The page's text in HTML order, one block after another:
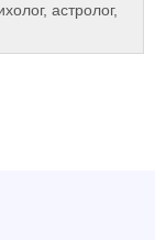
астролог,